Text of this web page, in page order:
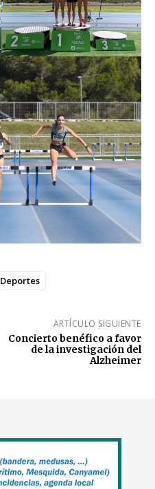
Deportes
ARTÍCULO SIGUIENTE
Concierto benéfico a favor
de la investigación del
Alzheimer